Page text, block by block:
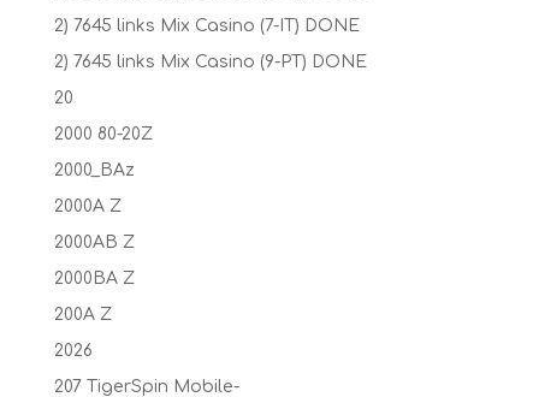
2) 7645 links Mix Casino (7-IT) DONE
2) 7645 links Mix Casino (9-PT) DONE
20
2000 80-20Z
2000_BAz
2000A Z
2000AB Z
2000BA Z
200A Z
2026
207 TigerSpin Mobile-